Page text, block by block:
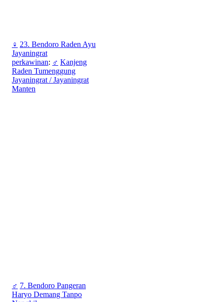
♀ 23. Bendoro Raden Ayu
Jayaningrat
perkawinan: ♂ Kanjeng
Raden Tumenggung
Jayaningrat / Jayaningrat
Manten
♂ 7. Bendoro Pangeran
Haryo Demang Tanpo